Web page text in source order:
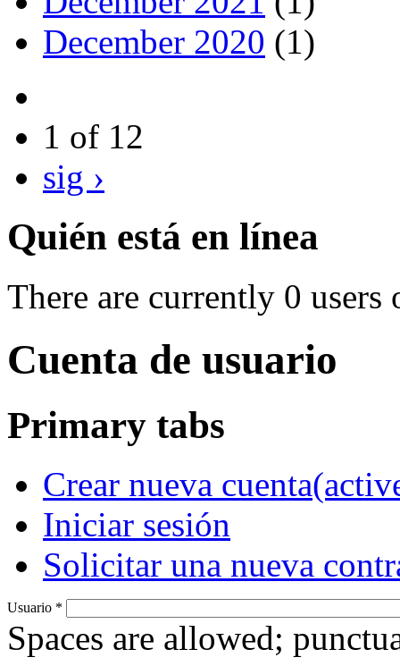
December 2020 (1)
1 of 12
sig ›
Quién está en línea
There are currently 0 users
Cuenta de usuario
Primary tabs
Crear nueva cuenta
Iniciar sesión
Solicitar una nueva
Usuario *
Spaces are allowed;